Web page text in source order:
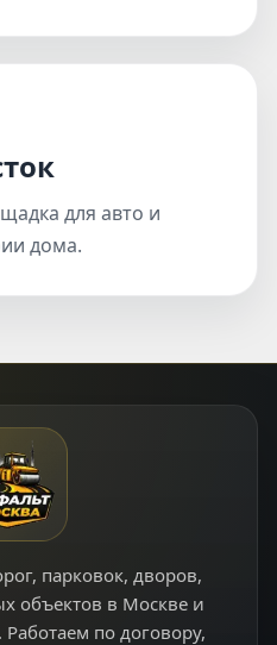
для авто и
дома.
парковок, дворов,
объектов в Москве и
по договору,